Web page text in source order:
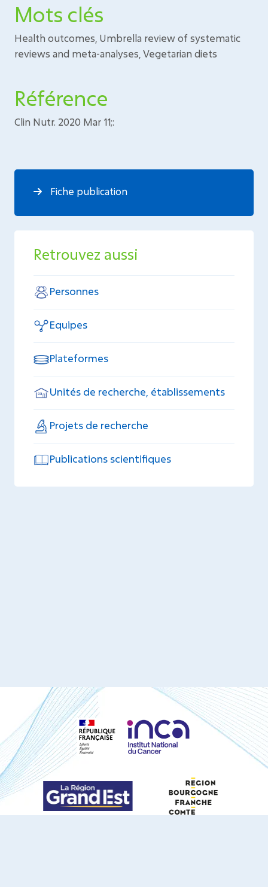
Mots clés
Health outcomes, Umbrella review of systematic
reviews and meta-analyses, Vegetarian diets
Référence
Clin Nutr. 2020 Mar 11;:
Fiche publication
Retrouvez aussi
Personnes
Equipes
Plateformes
Unités de recherche, établissements
Projets de recherche
Publications scientifiques